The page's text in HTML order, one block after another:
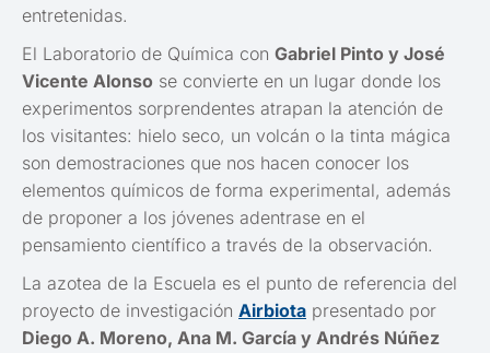
entretenidas.
El Laboratorio de Química con Gabriel Pinto y José
Vicente Alonso se convierte en un lugar donde los
experimentos sorprendentes atrapan la atención de
los visitantes: hielo seco, un volcán o la tinta mágica
son demostraciones que nos hacen conocer los
elementos químicos de forma experimental, además
de proponer a los jóvenes adentrase en el
pensamiento científico a través de la observación.
La azotea de la Escuela es el punto de referencia del
proyecto de investigación Airbiota presentado por
Diego A. Moreno, Ana M. García y Andrés Núñez